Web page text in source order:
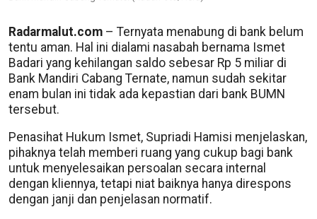
Radarmalut.com – Ternyata menabung di bank belum
tentu aman. Hal ini dialami nasabah bernama Ismet
Badari yang kehilangan saldo sebesar Rp 5 miliar di
Bank Mandiri Cabang Ternate, namun sudah sekitar
enam bulan ini tidak ada kepastian dari bank BUMN
tersebut.
Penasihat Hukum Ismet, Supriadi Hamisi menjelaskan,
pihaknya telah memberi ruang yang cukup bagi bank
untuk menyelesaikan persoalan secara internal
dengan kliennya, tetapi niat baiknya hanya direspons
dengan janji dan penjelasan normatif.